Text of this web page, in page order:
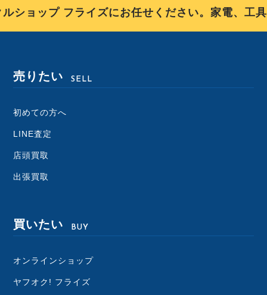
ショップ フライズにお任せください。家電、工
売りたい SELL
初めての方へ
LINE査定
店頭買取
出張買取
買いたい BUY
オンラインショップ
ヤフオク! フライズ